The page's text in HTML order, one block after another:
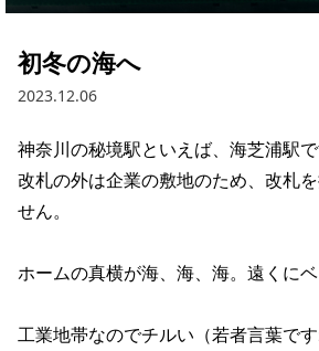
初冬の海へ
2023.12.06
神奈川の秘境駅といえば、海芝浦駅で
改札の外は企業の敷地のため、改札
せん。
ホームの真横が海、海、海。遠くにベ
工業地帯なのでチルい（若者言葉で